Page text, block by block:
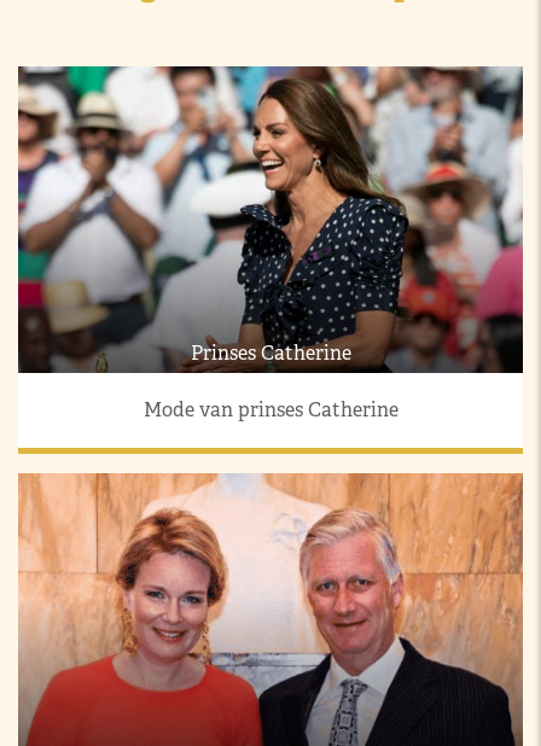
Prinses Catherine
Mode van prinses Catherine